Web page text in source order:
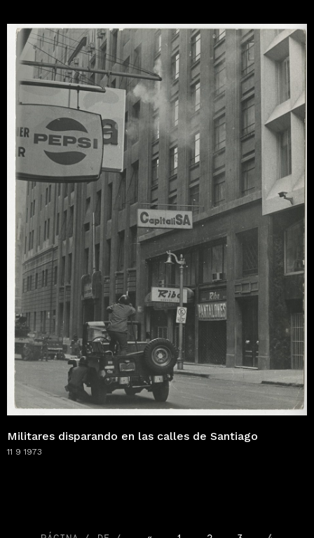
Militares disparando en las calles de Santiago
11 9 1973